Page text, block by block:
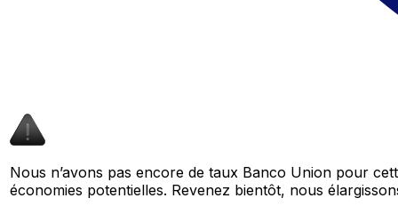
Nous n’avons pas encore de taux Banco Union pour
économies potentielles. Revenez bientôt, nous